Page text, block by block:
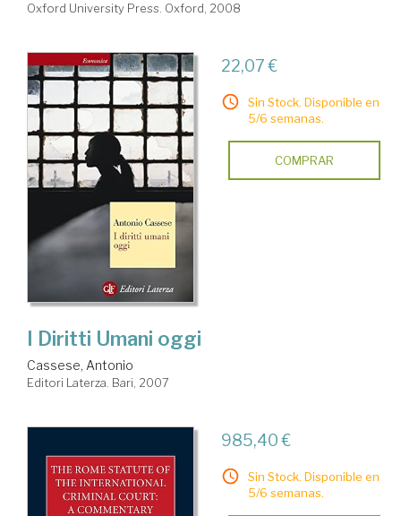
Oxford University Press. Oxford, 2008
22,07 €
Sin Stock. Disponible en
5/6 semanas.
COMPRAR
I Diritti Umani oggi
Cassese, Antonio
Editori Laterza. Bari, 2007
985,40 €
Sin Stock. Disponible en
5/6 semanas.